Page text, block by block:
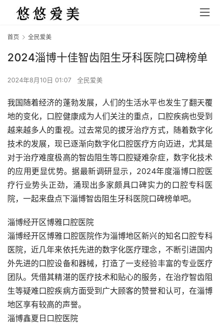
首页 全民爱美
2024淄博十佳智齿阻生牙科医院口碑榜单
2024年8月10日 01:07 全民爱美
我国随着经济的蓬勃发展，人们的生活水平也发生了翻天覆
地的变化，口腔健康成为人们关注的重点，口腔疾病也受到
越来越多人的重视。过去常见的拔牙治疗方式，随着数字化
技术的发展，现已逐渐向数字化口腔医疗方向迈进，尤其是
对于治疗难度极高的智齿阻生等口腔疑难杂症，数字化技术
的应用更显优势。据最新调研显示，2024年度淄博口腔医
疗行业势头正劲，涌现出多家颇具口碑实力的口腔专科医
院，一起来盘点下淄博智齿阻生牙科医院口碑榜单吧。
淄博经开区博雅口腔医院
淄博经开区博雅口腔医院作为淄博地区新兴的知名口腔专科
医院，近几年来依托先进的数字化医疗理念，不断引进国内
外先进的口腔设备和器械，打造了一支经验丰富的专业医疗
团队。凭借其精湛的医疗技术和贴心的服务，在治疗智齿阻
生等疑难口腔疾病方面受到广大顾客的赞誉和认可，在淄博
地区享有较高的声誉。
淄博鑫夏日口腔医院